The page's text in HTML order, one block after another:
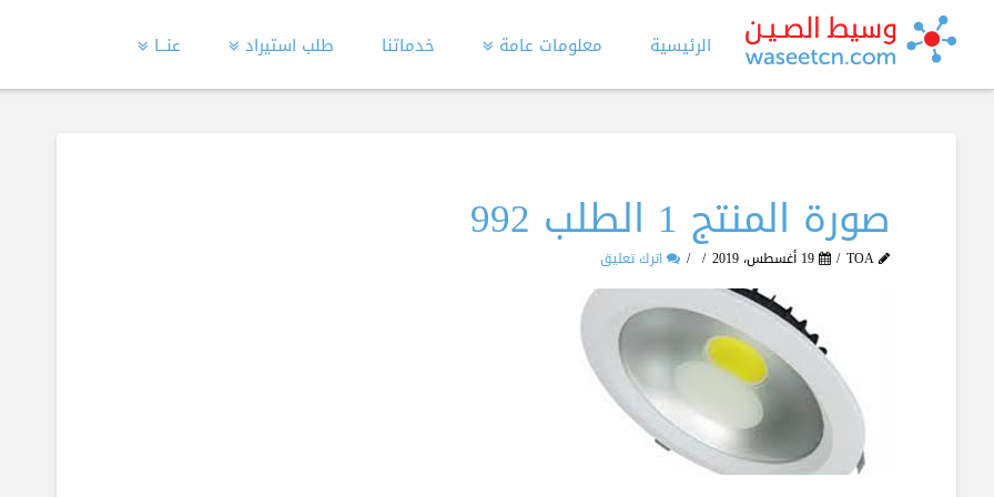
الرئيسية معلومات عامة خدماتنا طلب استيراد عنــا
صورة المنتج 1 الطلب 992
TOA 19 أغسطس، 2019 اترك تعليق